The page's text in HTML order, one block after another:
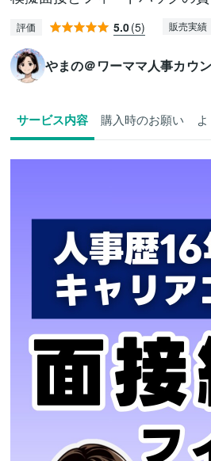
評価 5.0(5) 販売実績
やまの＠ワーママ人事カウ
サービス内容 購入時のお願い